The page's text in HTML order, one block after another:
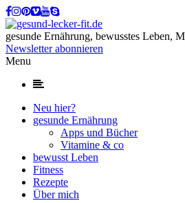
gesunde Ernährung, bewusstes Leben,
Newsletter abonnieren
Menu
Neu hier?
gesunde Ernährung
Apps und Bücher
Vitamine & co
bewusst Leben
Fitness
Rezepte
Über mich